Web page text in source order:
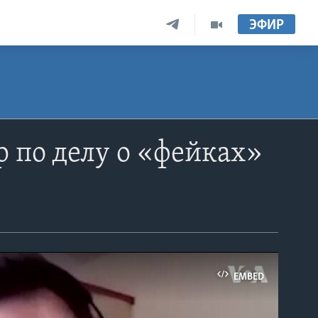
ЭФИР
по делу о «фейках»
EMBED